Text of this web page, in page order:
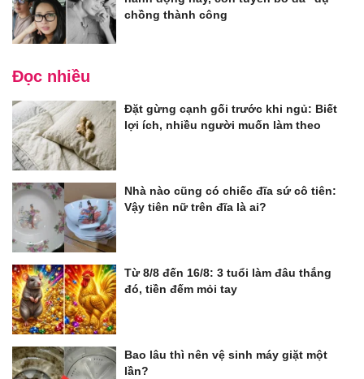
chồng thành công
Đọc nhiều
Đặt gừng cạnh gối trước khi ngủ: Biết
lợi ích, nhiều người muốn làm theo
Nhà nào cũng có chiếc đĩa sứ cô tiên:
Vậy tiên nữ trên đĩa là ai?
Từ 8/8 đến 16/8: 3 tuổi làm đâu thắng
đó, tiền đếm mỏi tay
Bao lâu thì nên vệ sinh máy giặt một
lần?